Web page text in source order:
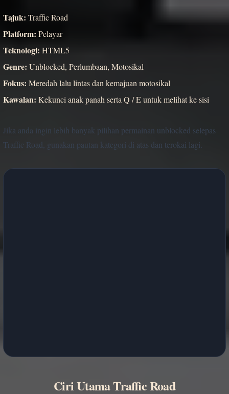
Tajuk: Traffic Road
Platform: Pelayar
Teknologi: HTML5
Genre: Unblocked, Perlumbaan, Motosikal
Fokus: Meredah lalu lintas dan kemajuan motosikal
Kawalan: Kekunci anak panah serta Q / E untuk melihat ke sisi
Jika anda ingin lebih banyak pilihan permainan unblocked selepas
Traffic Road, gunakan pautan kategori di atas dan terokai lagi.
Ciri Utama Traffic Road